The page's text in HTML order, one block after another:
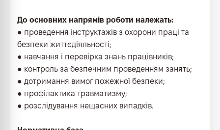
До основних напрямів роботи належать:
● проведення інструктажів з охорони праці та
безпеки життєдіяльності;
● навчання і перевірка знань працівників;
● контроль за безпечним проведенням занять;
● дотримання вимог пожежної безпеки;
● профілактика травматизму;
● розслідування нещасних випадків.